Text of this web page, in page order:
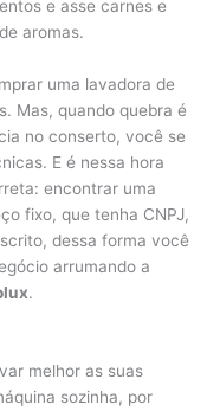
e asse carnes e
aromas.
uma lavadora de
Mas, quando quebra é
no conserto, você se
E é nessa hora
encontrar uma
fixo, que tenha CNPJ,
dessa forma você
arrumando a
.
melhor as suas
sozinha, por